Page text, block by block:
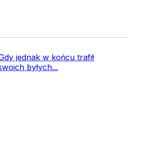
jednak w końcu trafił
byłych...